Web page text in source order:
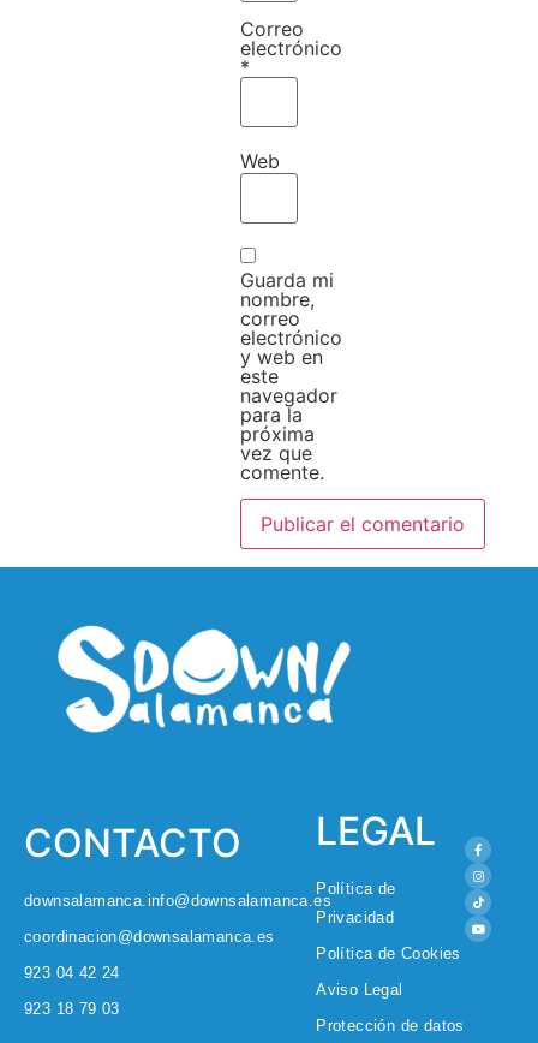
Correo
electrónico
*
Web
Guarda mi
nombre,
correo
electrónico
y web en
este
navegador
para la
próxima
vez que
comente.
CONTACTO
downsalamanca.info@downsalamanca.es
coordinacion@downsalamanca.es
923 04 42 24
923 18 79 03
LEGAL
Política de
Privacidad
Política de Cookies
Aviso Legal
Protección de datos